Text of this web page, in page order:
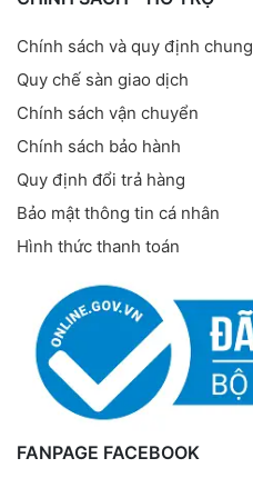
Chính sách và quy định chung
Quy chế sàn giao dịch
Chính sách vận chuyển
Chính sách bảo hành
Quy định đổi trả hàng
Bảo mật thông tin cá nhân
Hình thức thanh toán
FANPAGE FACEBOOK